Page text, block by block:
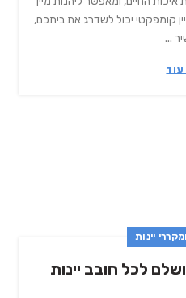
קומפקטי יכול לשדרג את ביתכם,
...
יינות
לכל חובב יינות